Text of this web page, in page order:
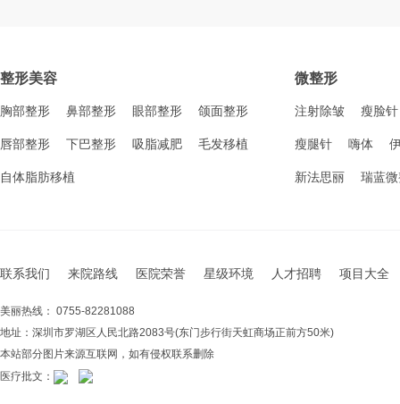
整形美容
胸部整形 鼻部整形 眼部整形 颌面整形
唇部整形 下巴整形 吸脂减肥 毛发移植
自体脂肪移植
微整形
注射除皱 瘦脸针
瘦腿针 嗨体
新法思丽 瑞蓝
联系我们 来院路线 医院荣誉 星级环境 人才招聘 项目大全
美丽热线： 0755-82281088
地址：深圳市罗湖区人民北路2083号(东门步行街天虹商场正前方50米)
本站部分图片来源互联网，如有侵权联系删除
医疗批文：